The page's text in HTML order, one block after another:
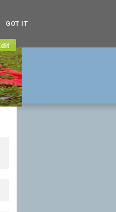
GOT IT